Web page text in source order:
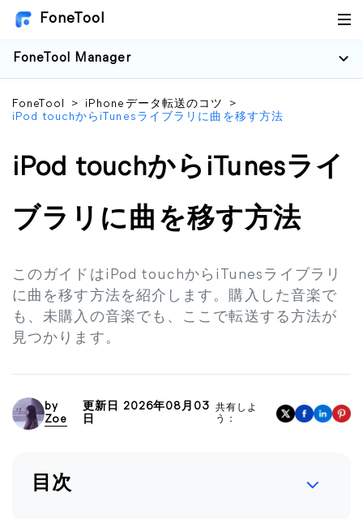
FoneTool
FoneTool Manager
FoneTool > iPhoneデータ転送のコツ
>
iPod touchからiTunesライブラリに曲を移す方法
iPod touchからiTunesライ
ブラリに曲を移す方法
このガイドはiPod touchからiTunesライブラリ
に曲を移す方法を紹介します。購入した音楽で
も、未購入の音楽でも、ここで転送する方法が
見つかります。
by
Zoe
更新日 2026年08月03
日
共有しよ
う：
目次